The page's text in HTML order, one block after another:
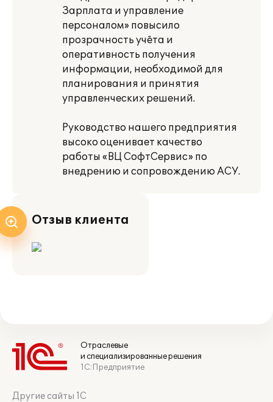
Зарплата и управление
персоналом» повысило
прозрачность учёта и
оперативность получения
информации, необходимой для
планирования и принятия
управленческих решений.
Руководство нашего предприятия
высоко оценивает качество
работы «ВЦ СофтСервис» по
внедрению и сопровождению АСУ.
Отзыв клиента
Отраслевые
и специализированные решения
1С:Предприятие
Другие сайты 1С